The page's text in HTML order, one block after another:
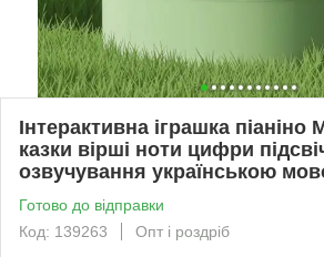
Інтерактивна іграшка піаніно
казки вірші ноти цифри
озвучування українською
Готово до відправки
Код: 139263
Опт і роздріб